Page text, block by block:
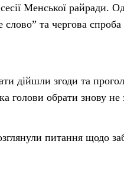
Менської райради.
та чергова спроба
дійшли згоди та
голови обрати знову не
питання щодо